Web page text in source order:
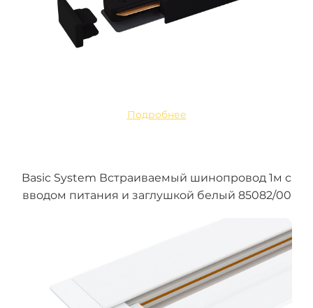
Подробнее
Basic System Встраиваемый шинопровод 1м с
вводом питания и заглушкой белый 85082/00